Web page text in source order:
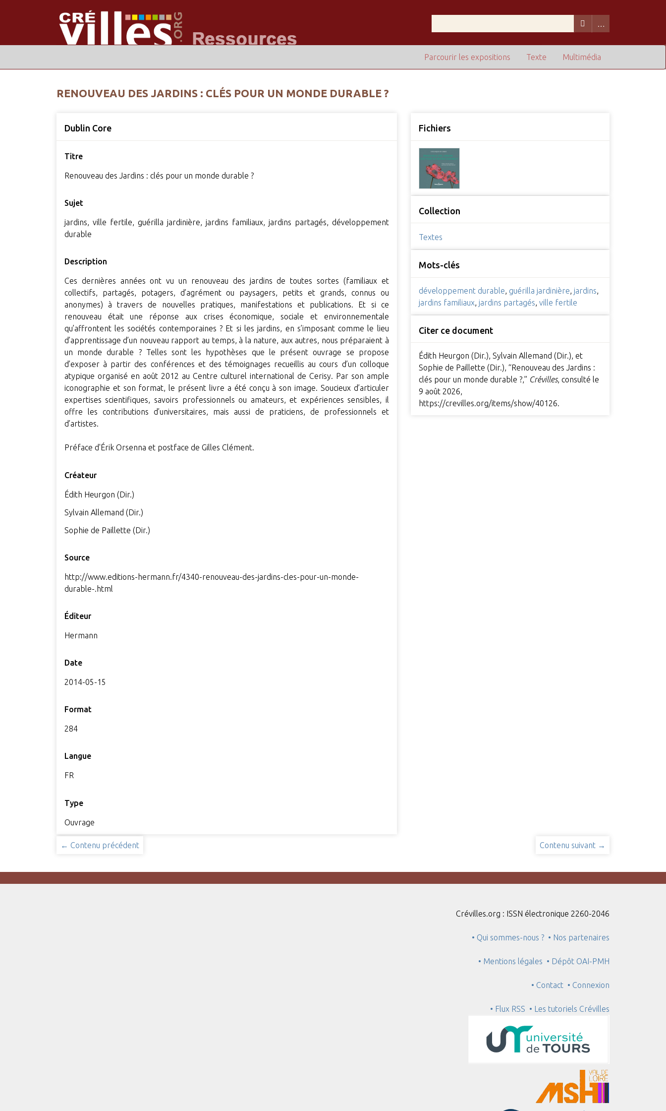
Multimédia
Texte
Parcourir les expositions
RENOUVEAU DES JARDINS : CLÉS POUR UN MONDE DURABLE ?
Dublin Core
Titre
Renouveau des Jardins : clés pour un monde durable ?
Sujet
jardins, ville fertile, guérilla jardinière, jardins familiaux, jardins partagés, développement
durable
Description
Ces dernières années ont vu un renouveau des jardins de toutes sortes (familiaux et
collectifs, partagés, potagers, d’agrément ou paysagers, petits et grands, connus ou
anonymes) à travers de nouvelles pratiques, manifestations et publications. Et si ce
renouveau était une réponse aux crises économique, sociale et environnementale
qu’affrontent les sociétés contemporaines ? Et si les jardins, en s’imposant comme le lieu
d’apprentissage d’un nouveau rapport au temps, à la nature, aux autres, nous préparaient à
un monde durable ? Telles sont les hypothèses que le présent ouvrage se propose
d’exposer à partir des conférences et des témoignages recueillis au cours d’un colloque
atypique organisé en août 2012 au Centre culturel international de Cerisy. Par son ample
iconographie et son format, le présent livre a été conçu à son image. Soucieux d’articuler
expertises scientifiques, savoirs professionnels ou amateurs, et expériences sensibles, il
offre les contributions d’universitaires, mais aussi de praticiens, de professionnels et
d’artistes.
Préface d'Érik Orsenna et postface de Gilles Clément.
Créateur
Édith Heurgon (Dir.)
Sylvain Allemand (Dir.)
Sophie de Paillette (Dir.)
Source
http://www.editions-hermann.fr/4340-renouveau-des-jardins-cles-pour-un-monde-
durable-.html
Éditeur
Hermann
Date
2014-05-15
Format
284
Langue
FR
Type
Ouvrage
Fichiers
Collection
Textes
Mots-clés
développement durable guérilla jardinière ,jardins
jardins familiaux ,jardins partagés ,ville fertile
Citer ce document
Édith Heurgon (Dir.), Sylvain Allemand (Dir.), et
Sophie de Paillette (Dir.), “Renouveau des Jardins :
clés pour un monde durable ?,” Crévilles, consulté le
9 août 2026,
https://crevilles.org/items/show/40126.
← Contenu précédent Contenu suivant →
Crévilles.org : ISSN électronique 2260-2046
• Qui sommes-nous ? • Nos partenaires
• Mentions légales • Dépôt OAI-PMH
• Contact • Connexion
• Flux RSS • Les tutoriels Crévilles